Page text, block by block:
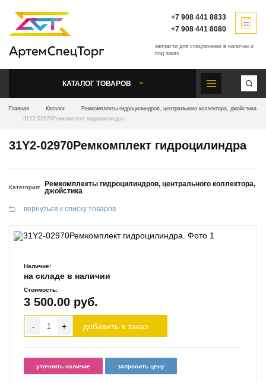
запчасти для спецтехники в наличии и
под заказ
+7 908 441 8833
+7 908 441 8080
КАТАЛОГ ТОВАРОВ
Главная Каталог
Ремкомплекты гидроцилиндров, центрального коллектора, джойстика
31Y2-02970Ремкомплект гидроцилиндра
31Y2-02970Ремкомплект гидроцилиндра
Категория:
Ремкомплекты гидроцилиндров, центрального коллектора,
джойстика
вернуться к списку товаров
Наличие:
на складе в наличии
Стоимость:
3 500.00 руб.
- + добавить в заказ
уточнить наличие запросить цену